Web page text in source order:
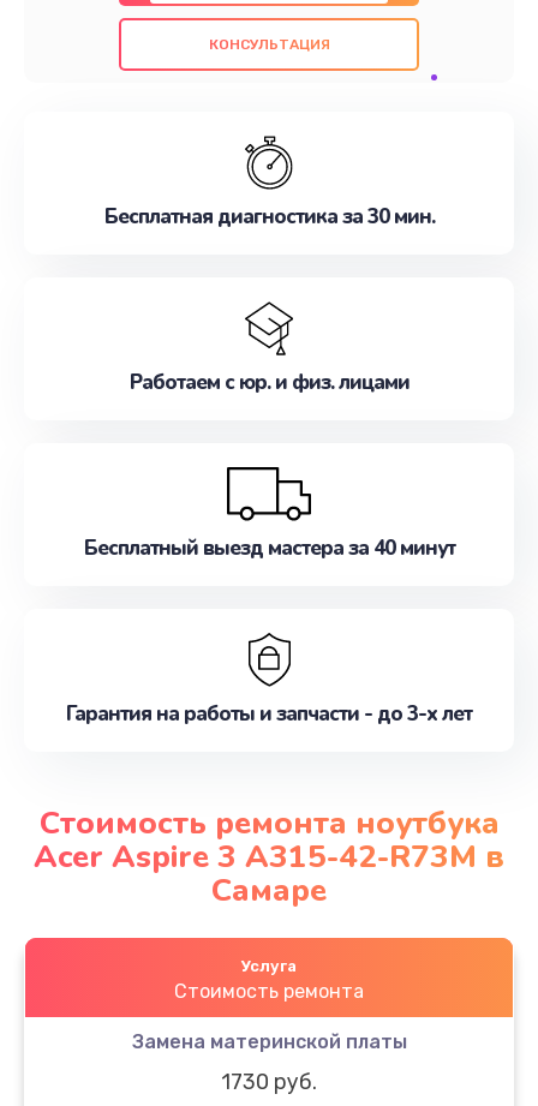
также гарантируем качество всех
проведенных работ. Наша цель - предоставить
наилучшим образом. Не медлите записаться на
КОНСУЛЬТАЦИЯ
Бесплатная диагностика за 30 мин.
Работаем с юр. и физ. лицами
Бесплатный выезд мастера за 40 минут
Гарантия на работы и запчасти - до 3-х лет
Стоимость ремонта ноутбука
Acer Aspire 3 A315-42-R73M в
Самаре
Услуга
Стоимость ремонта
Замена материнской платы
1730 руб.